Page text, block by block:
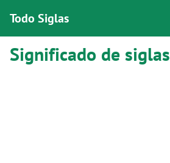
Todo Siglas
Significado de siglas